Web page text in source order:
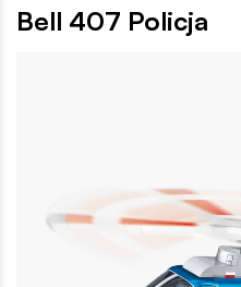
Bell 407 Policja